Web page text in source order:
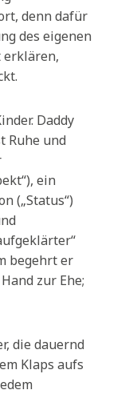
denn dafür
des eigenen
erklären,
Daddy
Ruhe und
ein
(„Status“)
begehrt er
zur Ehe;
die dauernd
Klaps aufs